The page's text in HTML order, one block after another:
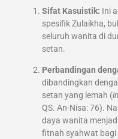
Sifat Kasuistik: Ini
spesifik Zulaikha,
seluruh wanita di
setan.
Perbandingan
dibandingkan
setan yang lemah (
QS. An-Nisa: 76).
daya wanita
fitnah syahwat bagi